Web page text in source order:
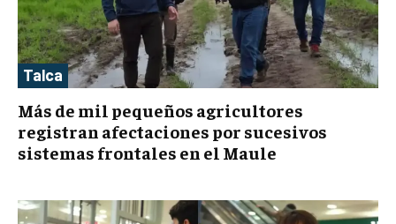
Talca
Más de mil pequeños agricultores
registran afectaciones por sucesivos
sistemas frontales en el Maule